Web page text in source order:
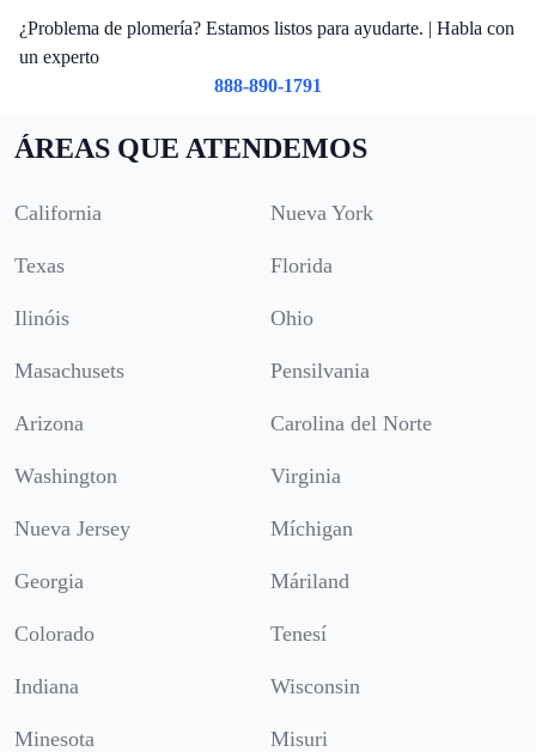
¿Problema de plomería? Estamos listos para ayudarte. | Habla con
un experto
888-890-1791
ÁREAS QUE ATENDEMOS
California Nueva York
Texas Florida
Ilinóis Ohio
Masachusets Pensilvania
Arizona Carolina del Norte
Washington Virginia
Nueva Jersey Míchigan
Georgia Máriland
Colorado Tenesí
Indiana Wisconsin
Minesota Misuri